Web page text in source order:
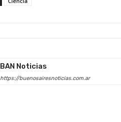
BAN Noticias
https://buenosairesnoticias.com.ar